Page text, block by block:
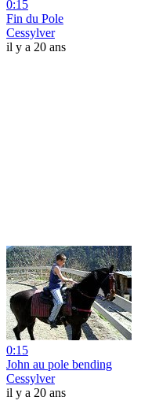
0:15
Fin du Pole
Cessylver
il y a 20 ans
0:15
John au pole bending
Cessylver
il y a 20 ans